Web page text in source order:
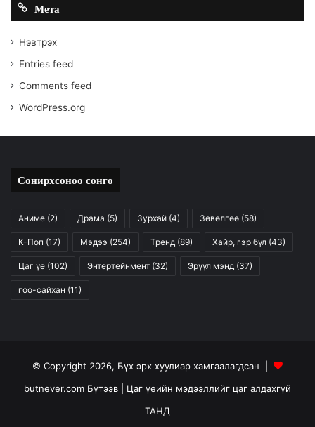
Мета
Нэвтрэх
Entries feed
Comments feed
WordPress.org
Сонирхсоноо сонго
Аниме (2) Драма (5) Зурхай (4) Зөвөлгөө (58)
К-Поп (17) Мэдээ (254) Тренд (89) Хайр, гэр бүл (43)
Цаг үе (102) Энтертейнмент (32) Эрүүл мэнд (37)
гоо-сайхан (11)
© Copyright 2026, Бүх эрх хуулиар хамгаалагдсан |
butnever.com Бүтээв | Цаг үеийн мэдээллийг цаг алдахгүй
ТАНД